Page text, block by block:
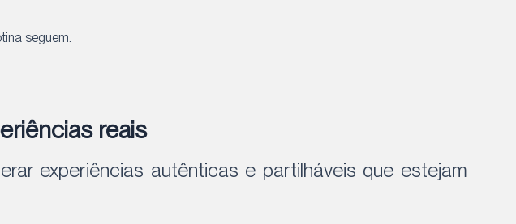
seguem.
reais
experiências autênticas e partilháveis que estejam